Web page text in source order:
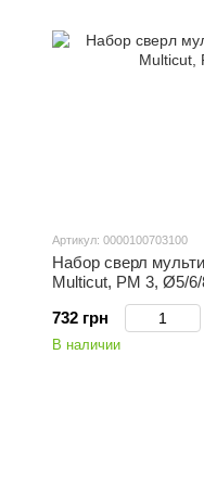
Артикул: 0000100703100
Набор сверл
Multicut, PM 3, Ø5/
732 грн
В наличии